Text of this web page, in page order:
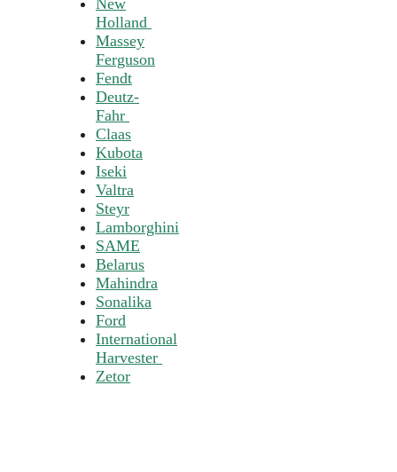
New
Holland
Massey
Ferguson
Fendt
Deutz-
Fahr
Claas
Kubota
Iseki
Valtra
Steyr
Lamborghini
SAME
Belarus
Mahindra
Sonalika
Ford
International
Harvester
Zetor